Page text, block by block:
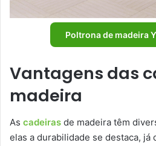
Poltrona de madeira
Vantagens das
madeira
As cadeiras de madeira têm
elas a durabilidade se destaca, já